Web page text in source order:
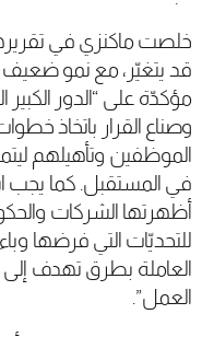
خلصت ماكنزي في
قد يتغيّر، مع نمو ضعيف
مؤكدّة على “الدور
وصناع القرار باتخاذ
الموظفين وتأهيلهم
في المستقبل. كما يجب
أظهرتها الشركات
للتحديّات التي فرضها
العاملة بطرق تهدف
العمل”.